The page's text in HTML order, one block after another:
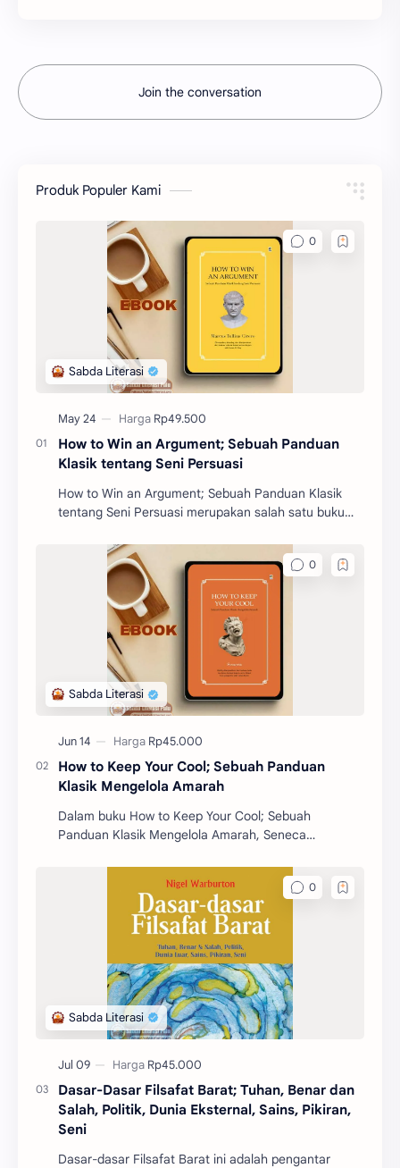
Join the conversation
Produk Populer Kami
How to Win an Argument; Sebuah Panduan
Klasik tentang Seni Persuasi
How to Win an Argument; Sebuah Panduan Klasik
tentang Seni Persuasi merupakan salah satu buku
How to Keep Your Cool; Sebuah Panduan
Klasik Mengelola Amarah
Dalam buku How to Keep Your Cool; Sebuah
Panduan Klasik Mengelola Amarah, Seneca
mengelola emosi, khus
Dasar-Dasar Filsafat Barat; Tuhan, Benar dan
Salah, Politik, Dunia Eksternal, Sains, Pikiran,
Seni
Dasar-dasar Filsafat Barat ini adalah pengantar